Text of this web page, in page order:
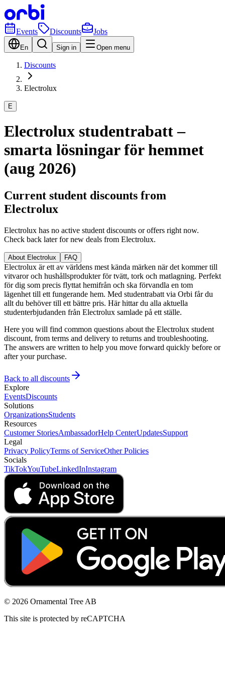
Events Discounts Jobs
En Sign in Open menu
Discounts
Electrolux
E
Electrolux studentrabatt –
smarta lösningar för hemmet
(aug 2026)
Current student discounts from
Electrolux
Electrolux has no active student discounts or offers right now.
Check back later for new deals from Electrolux.
About Electrolux FAQ
Electrolux är ett av världens mest kända märken när det kommer till
vitvaror och hushållsprodukter för tvätt, tork och matlagning. Perfekt
för dig som precis flyttat hemifrån och ska förvandla en tom
lägenhet till ett fungerande hem. Med studentrabatt via Orbi får du
allt du behöver till ett bättre pris. Här hittar du alla aktuella
studenterbjudanden från Electrolux samlade på ett ställe.
Here you will find common questions about the Electrolux student
discount, from terms and delivery to returns and troubleshooting.
The answers are written to help you move forward quickly before or
after your purchase.
Back to all discounts
Explore
EventsDiscounts
Solutions
OrganizationsStudents
Resources
Customer StoriesAmbassadorHelp CenterUpdatesSupport
Legal
Privacy PolicyTerms of ServiceOther Policies
Socials
TikTokYouTubeLinkedInInstagram
© 2026 Ornamental Tree AB
This site is protected by reCAPTCHA